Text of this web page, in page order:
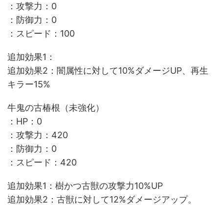
：攻撃力：0
：防御力：0
：スピード：100
追加効果1：
追加効果2：闇属性に対して10%ダメージUP、再生
キラー15%
牛鬼の古椿根（未強化）
：HP：0
：攻撃力：420
：防御力：0
：スピード：420
追加効果1：樹かつ古獣の攻撃力10%UP
追加効果2：古獣に対して12%ダメージアップ。